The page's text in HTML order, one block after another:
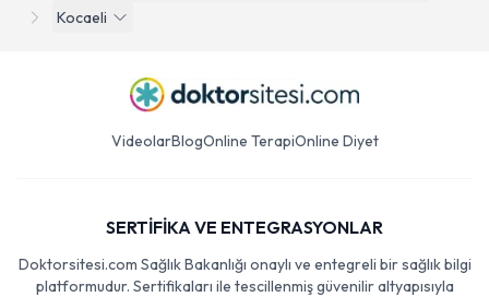
Kocaeli
VideolarBlogOnline TerapiOnline Diyet
SERTİFİKA VE ENTEGRASYONLAR
Doktorsitesi.com Sağlık Bakanlığı onaylı ve entegreli bir sağlık bilgi
platformudur. Sertifikaları ile tescillenmiş güvenilir altyapısıyla